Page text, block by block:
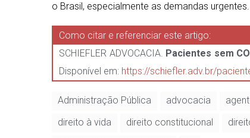
o Brasil, especialmente as demandas urgentes.
Como citar e referenciar este artigo:
SCHIEFLER ADVOCACIA. Pacientes sem
Disponível em: https://schiefler.adv.br/
Administração Pública advocacia
direito à vida
direito constitucional